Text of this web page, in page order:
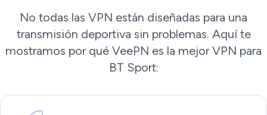
No todas las VPN están diseñadas para una
transmisión deportiva sin problemas. Aquí te
mostramos por qué VeePN es la mejor VPN para
BT Sport: